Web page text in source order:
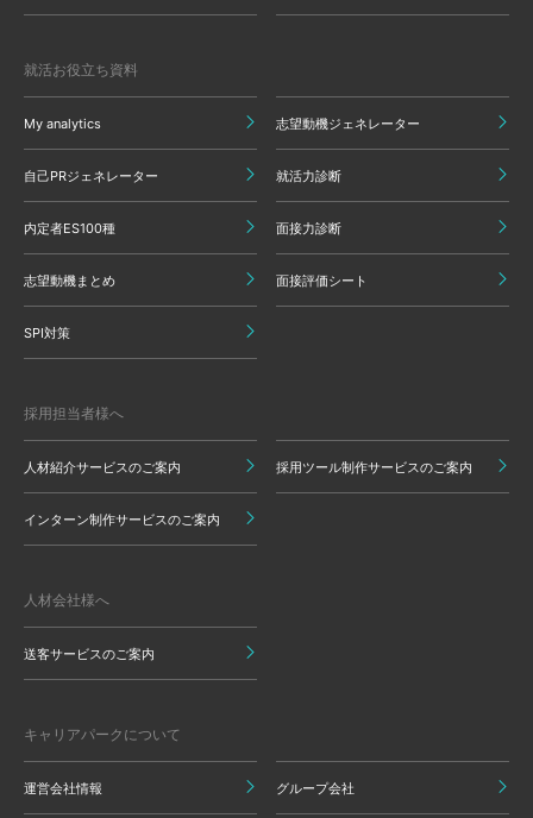
就活お役立ち資料
My analytics 志望動機ジェネレーター
自己PRジェネレーター 就活力診断
内定者ES100種 面接力診断
志望動機まとめ 面接評価シート
SPI対策
採用担当者様へ
人材紹介サービスのご案内 採用ツール制作サービスのご案内
インターン制作サービスのご案内
人材会社様へ
送客サービスのご案内
キャリアパークについて
運営会社情報 グループ会社